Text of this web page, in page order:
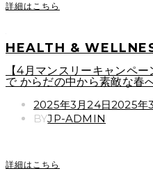
詳細はこちら
HEALTH &
【4月マンスリーキャンペ
で からだの中から素敵な春へ
POSTED
ON
2025年3月24日2025年
BYJP-ADMIN
詳細はこちら